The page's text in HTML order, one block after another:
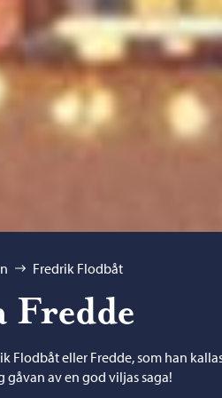
Fredrik Flodbåt
Flodbåt eller Fredde, som han
gåvan av en god viljas saga!